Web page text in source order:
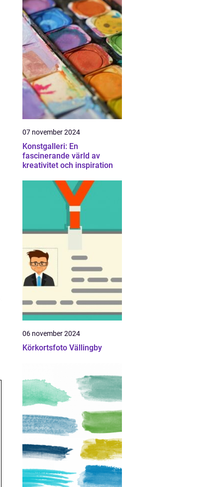
07 november 2024
Konstgalleri: En
fascinerande värld av
kreativitet och inspiration
06 november 2024
Körkortsfoto Vällingby